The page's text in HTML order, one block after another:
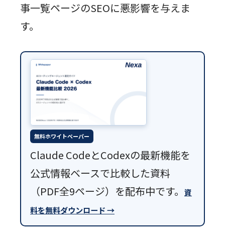
事一覧ページのSEOに悪影響を与えま
す。
無料ホワイトペーパー
Claude CodeとCodexの最新機能を
公式情報ベースで比較した資料
（PDF全9ページ）を配布中です。 資
料を無料ダウンロード →